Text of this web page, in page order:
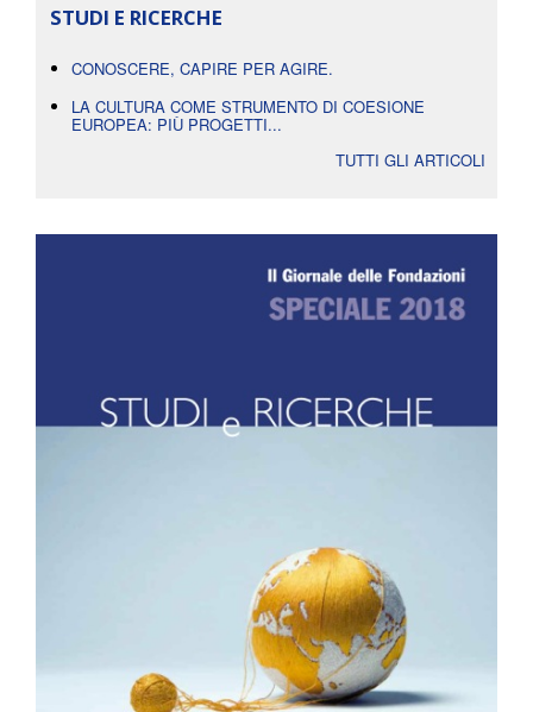
STUDI E RICERCHE
CONOSCERE, CAPIRE PER AGIRE.
LA CULTURA COME STRUMENTO DI COESIONE
EUROPEA: PIÙ PROGETTI...
TUTTI GLI ARTICOLI